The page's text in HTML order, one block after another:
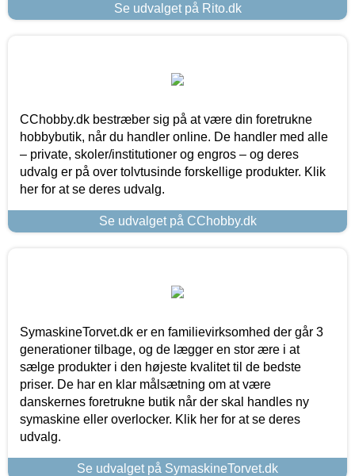
Se udvalget på Rito.dk
CChobby.dk bestræber sig på at være din foretrukne
hobbybutik, når du handler online. De handler med alle
– private, skoler/institutioner og engros – og deres
udvalg er på over tolvtusinde forskellige produkter. Klik
her for at se deres udvalg.
Se udvalget på CChobby.dk
SymaskineTorvet.dk er en familievirksomhed der går 3
generationer tilbage, og de lægger en stor ære i at
sælge produkter i den højeste kvalitet til de bedste
priser. De har en klar målsætning om at være
danskernes foretrukne butik når der skal handles ny
symaskine eller overlocker. Klik her for at se deres
udvalg.
Se udvalget på SymaskineTorvet.dk